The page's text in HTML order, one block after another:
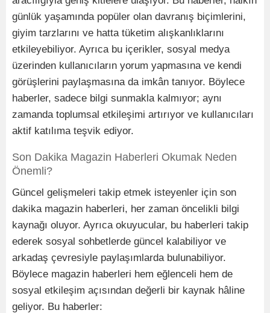
günlük yaşamında popüler olan davranış biçimlerini,
giyim tarzlarını ve hatta tüketim alışkanlıklarını
etkileyebiliyor. Ayrıca bu içerikler, sosyal medya
üzerinden kullanıcıların yorum yapmasına ve kendi
görüşlerini paylaşmasına da imkân tanıyor. Böylece
haberler, sadece bilgi sunmakla kalmıyor; aynı
zamanda toplumsal etkileşimi artırıyor ve kullanıcıları
aktif katılıma teşvik ediyor.
Son Dakika Magazin Haberleri Okumak Neden
Önemli?
Güncel gelişmeleri takip etmek isteyenler için son
dakika magazin haberleri, her zaman öncelikli bilgi
kaynağı oluyor. Ayrıca okuyucular, bu haberleri takip
ederek sosyal sohbetlerde güncel kalabiliyor ve
arkadaş çevresiyle paylaşımlarda bulunabiliyor.
Böylece magazin haberleri hem eğlenceli hem de
sosyal etkileşim açısından değerli bir kaynak hâline
geliyor. Bu haberler: